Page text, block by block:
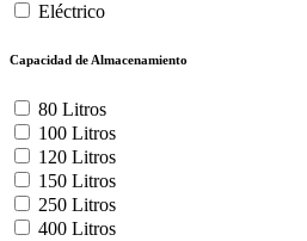
Eléctrico
Capacidad de Almacenamiento
80 Litros
100 Litros
120 Litros
150 Litros
250 Litros
400 Litros